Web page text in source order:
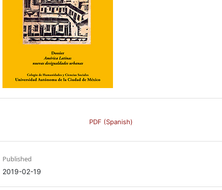
PDF (Spanish)
Published
2019-02-19